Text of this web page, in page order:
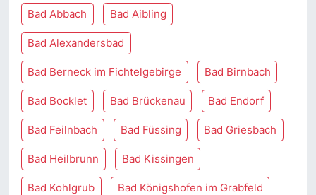
Bad Abbach Bad Aibling
Bad Alexandersbad
Bad Berneck im Fichtelgebirge Bad Birnbach
Bad Bocklet Bad Brückenau Bad Endorf
Bad Feilnbach Bad Füssing Bad Griesbach
Bad Heilbrunn Bad Kissingen
Bad Kohlgrub Bad Königshofen im Grabfeld